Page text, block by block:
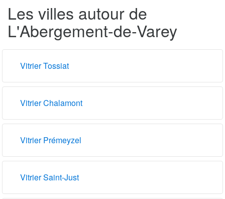
Les villes autour de
L'Abergement-de-Varey
Vitrier Tossiat
Vitrier Chalamont
Vitrier Prémeyzel
Vitrier Saint-Just